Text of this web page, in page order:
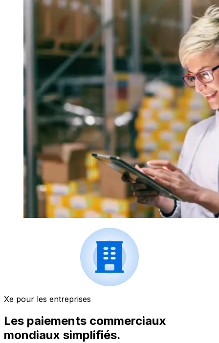
Xe pour les entreprises
Les paiements commerciaux
mondiaux simplifiés.